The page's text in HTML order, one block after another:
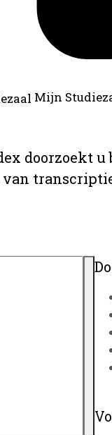
Mijn
doorzoekt
van